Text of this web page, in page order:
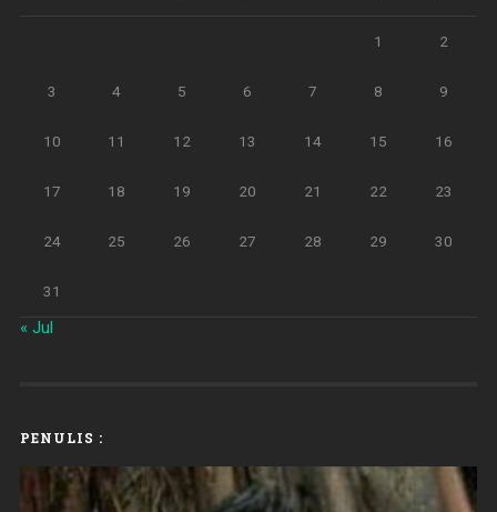
1 2
3 4 5 6 7 8 9
10 11 12 13 14 15 16
17 18 19 20 21 22 23
24 25 26 27 28 29 30
31
« Jul
PENULIS :